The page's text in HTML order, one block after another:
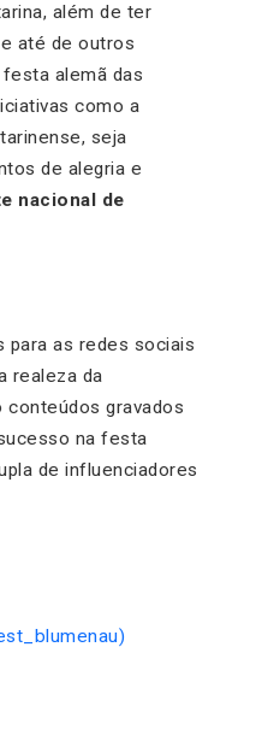
além de ter
até de outros
alemã das
como a
seja
de alegria e
nacional de
para as redes sociais
realeza da
gravados
na festa
de influenciadores